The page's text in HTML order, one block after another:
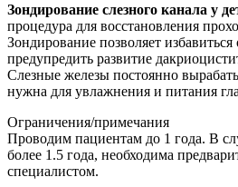
Зондирование слезного канала у
процедура для восстановления
Зондирование позволяет
предупредить развитие
Слезные железы постоянно
нужна для увлажнения и питания
Ограничения/примечания
Проводим пациентам до 1 года. В
более 1.5 года, необходима
специалистом.